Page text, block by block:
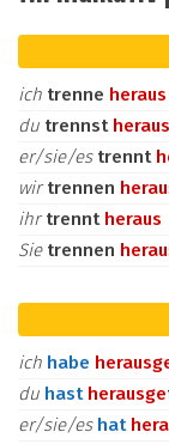
ich trenne heraus
du trennst heraus
er/sie/es trennt
wirtrennen
ihrtrennt heraus
Sie trennen
ich habe heraus
du hast herausge
er/sie/es hat